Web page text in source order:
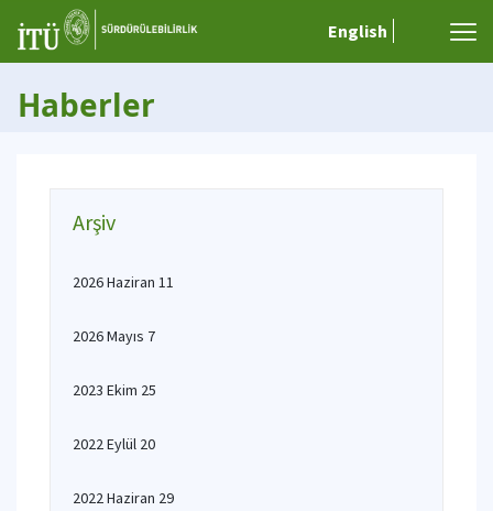
English
Haberler
Arşiv
2026 Haziran 11
2026 Mayıs 7
2023 Ekim 25
2022 Eylül 20
2022 Haziran 29